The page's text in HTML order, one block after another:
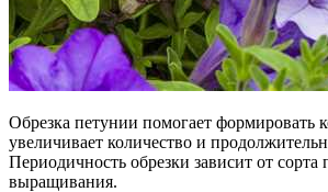
Обрезка петунии помогает формировать
увеличивает количество и
Периодичность обрезки зависит от
выращивания.